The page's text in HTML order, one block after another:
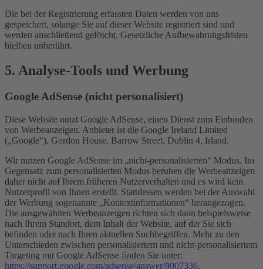
Die bei der Registrierung erfassten Daten werden von uns
gespeichert, solange Sie auf dieser Website registriert sind und
werden anschließend gelöscht. Gesetzliche Aufbewahrungsfristen
bleiben unberührt.
5. Analyse-Tools und Werbung
Google AdSense (nicht personalisiert)
Diese Website nutzt Google AdSense, einen Dienst zum Einbinden
von Werbeanzeigen. Anbieter ist die Google Ireland Limited
(„Google“), Gordon House, Barrow Street, Dublin 4, Irland.
Wir nutzen Google AdSense im „nicht-personalisierten“ Modus. Im
Gegensatz zum personalisierten Modus beruhen die Werbeanzeigen
daher nicht auf Ihrem früheren Nutzerverhalten und es wird kein
Nutzerprofil von Ihnen erstellt. Stattdessen werden bei der Auswahl
der Werbung sogenannte „Kontextinformationen“ herangezogen.
Die ausgewählten Werbeanzeigen richten sich dann beispielsweise
nach Ihrem Standort, dem Inhalt der Website, auf der Sie sich
befinden oder nach Ihren aktuellen Suchbegriffen. Mehr zu den
Unterschieden zwischen personalisiertem und nicht-personalisiertem
Targeting mit Google AdSense finden Sie unter:
https://support.google.com/adsense/answer/9007336.